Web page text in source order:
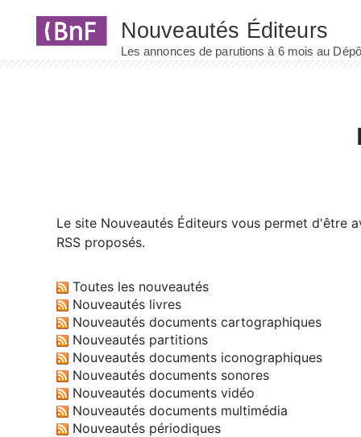
Le site Nouveautés Éditeurs vous permet d'être
RSS proposés.
Toutes les nouveautés
Nouveautés livres
Nouveautés documents cartographiques
Nouveautés partitions
Nouveautés documents iconographiques
Nouveautés documents sonores
Nouveautés documents vidéo
Nouveautés documents multimédia
Nouveautés périodiques